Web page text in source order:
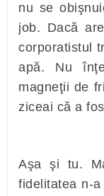
nu se
job. Dacă
corporatistul
apă. Nu
magneţii de
ziceai că a
Aşa şi tu.
fidelitatea n-